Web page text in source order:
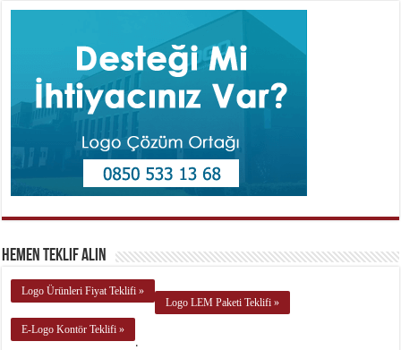
Hemen Teklif Alın
Logo Ürünleri Fiyat Teklifi »
Logo LEM Paketi Teklifi »
E-Logo Kontör Teklifi »
.